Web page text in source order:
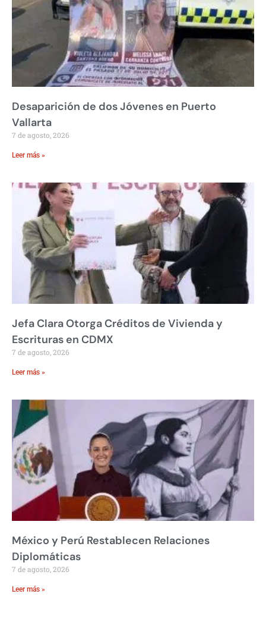
Desaparición de dos Jóvenes en Puerto
Vallarta
7 de agosto, 2026
Leer más »
Jefa Clara Otorga Créditos de Vivienda y
Escrituras en CDMX
7 de agosto, 2026
Leer más »
México y Perú Restablecen Relaciones
Diplomáticas
7 de agosto, 2026
Leer más »